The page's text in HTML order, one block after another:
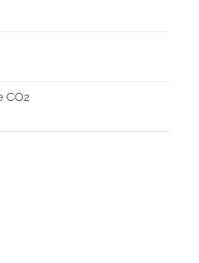
CO2